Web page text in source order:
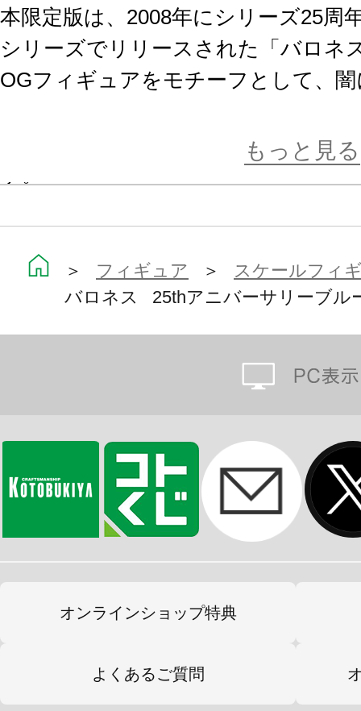
本限定版は、2008年にシリーズ25周
シリーズでリリースされた「バロネ
OGフィギュアをモチーフとして、
の組み合わせで構築された夜間任務
ンは、通常版バロネス（黒）や、ク
（赤）のバロネスへの差し替えが可
また、同時発売の「スカーレットス
世界観の台座となり並べてディスプ
原型は、その高い造形力とセンスで
（BUSUJIMAX）氏のデジタル・ス
上がりとなった決定版です。
もっと見る
＞ フィギュア ＞
スケールフィ
バロネス 25thアニバーサリーブル
オンラインショップ特典
よくあるご質問